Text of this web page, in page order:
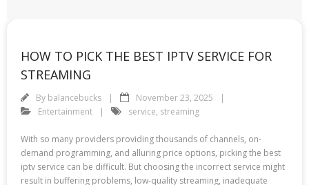
HOW TO PICK THE BEST IPTV SERVICE FOR
STREAMING
By balancebucks
November 23, 2025
Entertainment
service, streaming
With so many providers providing thousands of channels, on-
demand programming, and alluring price options, picking the best
iptv service can be difficult. But choosing the incorrect service might
result in buffering problems, low-quality streaming, inadequate